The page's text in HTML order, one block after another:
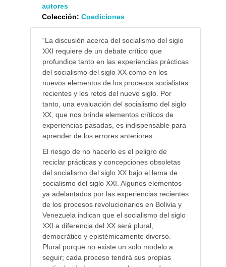
autores
Colección: Coediciones
“La discusión acerca del socialismo del siglo
XXI requiere de un debate crítico que
profundice tanto en las experiencias prácticas
del socialismo del siglo XX como en los
nuevos elementos de los procesos socialistas
recientes y los retos del nuevo siglo. Por
tanto, una evaluación del socialismo del siglo
XX, que nos brinde elementos críticos de
experiencias pasadas, es indispensable para
aprender de los errores anteriores.
El riesgo de no hacerlo es el peligro de
reciclar prácticas y concepciones obsoletas
del socialismo del siglo XX bajo el lema de
socialismo del siglo XXI. Algunos elementos
ya adelantados por las experiencias recientes
de los procesos revolucionarios en Bolivia y
Venezuela indican que el socialismo del siglo
XXI a diferencia del XX será plural,
democrático y epistémicamente diverso.
Plural porque no existe un solo modelo a
seguir; cada proceso tendrá sus propias